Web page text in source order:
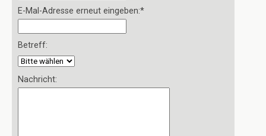
E-Mal-Adresse erneut eingeben:*
Betreff:
Nachricht: